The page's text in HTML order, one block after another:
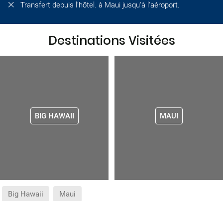
Transfert depuis l'hôtel. à Maui jusqu'à l'aéroport.
Destinations Visitées
BIG HAWAII MAUI
Big Hawaii Maui